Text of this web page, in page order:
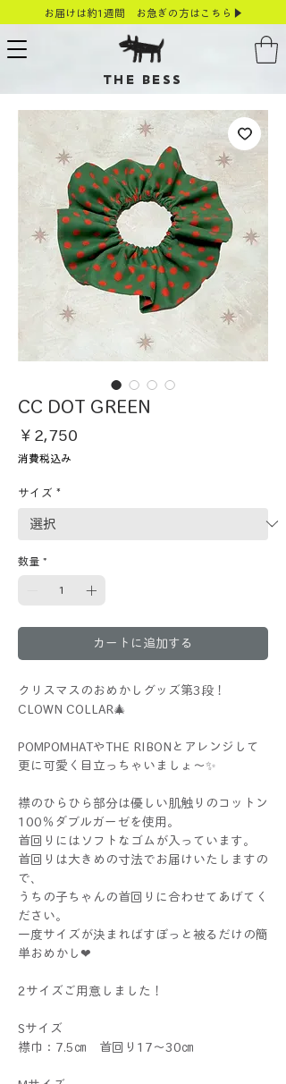
お届けは約1週間 お急ぎの方はこちら▶
THE BESS
CC DOT GREEN
￥2,750
消費税込み
サイズ *
数量 *
カートに追加する
クリスマスのおめかしグッズ第3段！
CLOWN COLLAR🎄
POMPOMHATやTHE RIBONとアレンジして
更に可愛く目立っちゃいましょ～✨
襟のひらひら部分は優しい肌触りのコットン
100％ダブルガーゼを使用。
首回りにはソフトなゴムが入っています。
首回りは大きめの寸法でお届けいたしますの
で、
うちの子ちゃんの首回りに合わせてあげてく
ださい。
一度サイズが決まればすぽっと被るだけの簡
単おめかし❤
2サイズご用意しました！
Sサイズ
襟巾：7.5㎝ 首回り17～30㎝